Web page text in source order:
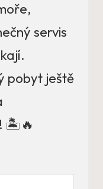
servis
pobyt ještě
🏝️🔥